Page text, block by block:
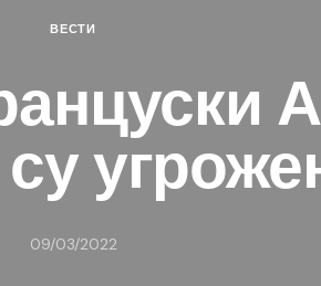
ВЕСТИ
09/03/2022